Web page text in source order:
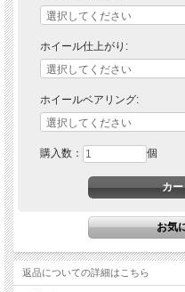
ホイールの重量はバイクの運動性能
ROTOBOXカーボンホイール
純正装着ホイールに比べて約40%* 軽
剛性バランスも見直され、ハンドリ
高のパフォーマンスを発揮します。
* 車両によって異なります。
BMW S1000RR の場合前後で、純正
GSX R1000 2005-2008
リア 17x6.0 : RA70600707
---------------------------
ホイール仕上がり:
ホイールベアリング:
購入数： 個
返品についての詳細はこちら